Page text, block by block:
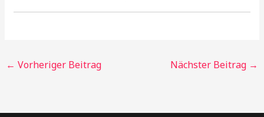
← Vorheriger Beitrag Nächster Beitrag →